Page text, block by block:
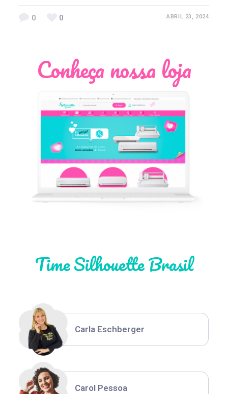
0 0 ABRIL 23, 2024
Conheça nossa loja
Time Silhouette Brasil
Léia Pastori
Thiara Ney
Carla Eschberger
Carol Pessoa